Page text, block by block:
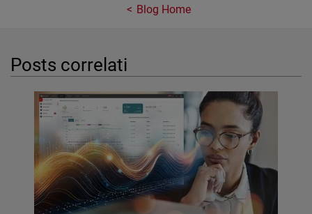
Blog Home
Posts correlati